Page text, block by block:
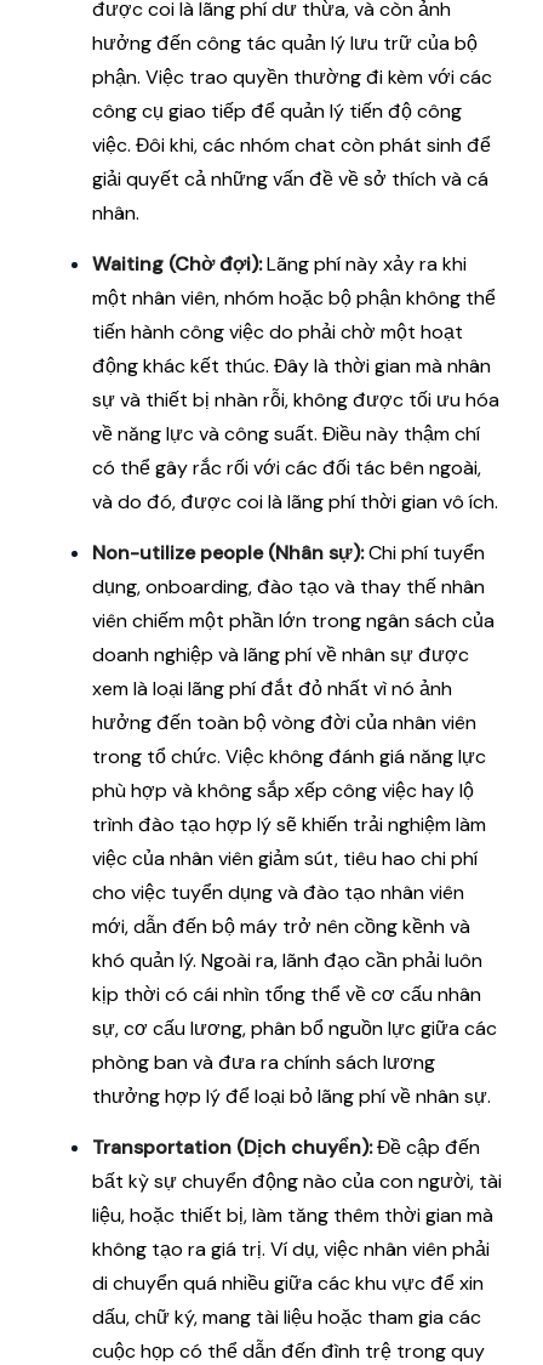
được coi là lãng phí dư thừa, và còn ảnh
hưởng đến công tác quản lý lưu trữ của bộ
phận. Việc trao quyền thường đi kèm với các
công cụ giao tiếp để quản lý tiến độ công
việc. Đôi khi, các nhóm chat còn phát sinh để
giải quyết cả những vấn đề về sở thích và cá
nhân.
Waiting (Chờ đợi):Lãng phí này xảy ra khi
một nhân viên, nhóm hoặc bộ phận không thể
tiến hành công việc do phải chờ một hoạt
động khác kết thúc. Đây là thời gian mà nhân
sự và thiết bị nhàn rỗi, không được tối ưu hóa
về năng lực và công suất. Điều này thậm chí
có thể gây rắc rối với các đối tác bên ngoài,
và do đó, được coi là lãng phí thời gian vô ích.
Non-utilize people (Nhân sự):Chi phí tuyển
dụng, onboarding, đào tạo và thay thế nhân
viên chiếm một phần lớn trong ngân sách của
doanh nghiệp và lãng phí về nhân sự được
xem là loại lãng phí đắt đỏ nhất vì nó ảnh
hưởng đến toàn bộ vòng đời của nhân viên
trong tổ chức. Việc không đánh giá năng lực
phù hợp và không sắp xếp công việc hay lộ
trình đào tạo hợp lý sẽ khiến trải nghiệm làm
việc của nhân viên giảm sút, tiêu hao chi phí
cho việc tuyển dụng và đào tạo nhân viên
mới, dẫn đến bộ máy trở nên cồng kềnh và
khó quản lý. Ngoài ra, lãnh đạo cần phải luôn
kịp thời có cái nhìn tổng thể về cơ cấu nhân
sự, cơ cấu lương, phân bổ nguồn lực giữa các
phòng ban và đưa ra chính sách lương
thưởng hợp lý để loại bỏ lãng phí về nhân sự.
Transportation (Dịch chuyển):Đề cập đến
bất kỳ sự chuyển động nào của con người, tài
liệu, hoặc thiết bị, làm tăng thêm thời gian mà
không tạo ra giá trị. Ví dụ, việc nhân viên phải
di chuyển quá nhiều giữa các khu vực để xin
dấu, chữ ký, mang tài liệu hoặc tham gia các
cuộc họp có thể dẫn đến đình trệ trong quy